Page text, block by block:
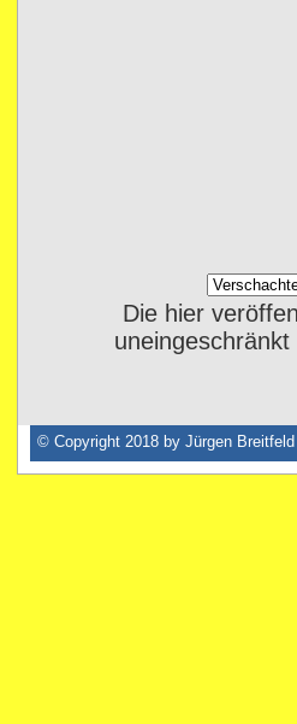
Die hier
© Copyright 2018 by Jürgen